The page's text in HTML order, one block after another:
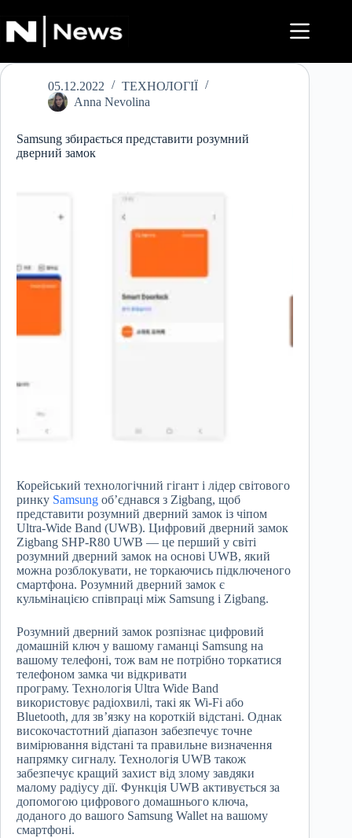
до
вмісту
05.12.2022
ТЕХНОЛОГІЇ
Anna Nevolina
Samsung збирається представити розумний
дверний замок
Корейський технологічний гігант і лідер світового
ринку Samsung об’єднався з Zigbang, щоб
представити розумний дверний замок із чіпом
Ultra-Wide Band (UWB). Цифровий дверний замок
Zigbang SHP-R80 UWB — це перший у світі
розумний дверний замок на основі UWB, який
можна розблокувати, не торкаючись підключеного
смартфона. Розумний дверний замок є
кульмінацією співпраці між Samsung і Zigbang.
Розумний дверний замок розпізнає цифровий
домашній ключ у вашому гаманці Samsung на
вашому телефоні, тож вам не потрібно торкатися
телефоном замка чи відкривати
програму. Технологія Ultra Wide Band
використовує радіохвилі, такі як Wi-Fi або
Bluetooth, для зв’язку на короткій відстані. Однак
високочастотний діапазон забезпечує точне
вимірювання відстані та правильне визначення
напрямку сигналу. Технологія UWB також
забезпечує кращий захист від злому завдяки
малому радіусу дії. Функція UWB активується за
допомогою цифрового домашнього ключа,
доданого до вашого Samsung Wallet на вашому
смартфоні.